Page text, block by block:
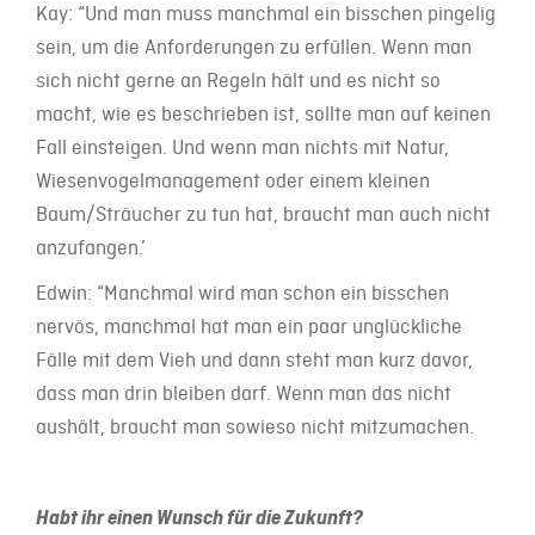
Kay: “Und man muss manchmal ein bisschen pingelig
sein, um die Anforderungen zu erfüllen. Wenn man
sich nicht gerne an Regeln hält und es nicht so
macht, wie es beschrieben ist, sollte man auf keinen
Fall einsteigen. Und wenn man nichts mit Natur,
Wiesenvogelmanagement oder einem kleinen
Baum/Sträucher zu tun hat, braucht man auch nicht
anzufangen.’
Edwin: “Manchmal wird man schon ein bisschen
nervös, manchmal hat man ein paar unglückliche
Fälle mit dem Vieh und dann steht man kurz davor,
dass man drin bleiben darf. Wenn man das nicht
aushält, braucht man sowieso nicht mitzumachen.
Habt ihr einen Wunsch für die Zukunft?